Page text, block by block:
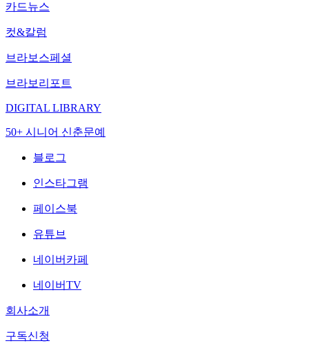
카드뉴스
컷&칼럼
브라보스페셜
브라보리포트
DIGITAL LIBRARY
50+ 시니어 신춘문예
블로그
인스타그램
페이스북
유튜브
네이버카페
네이버TV
회사소개
구독신청